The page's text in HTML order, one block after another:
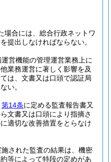
場合には、総合行政ネットワ
提出しなければならない。
営機能の管理運営業務上に
業務運営に著しく影響を及
は、文書又は口頭で認証局
い。
第14条に定める監査報告書又
文書又は口頭により指摘さ
適切な改善措置をとらなけ
された監査の結果は、機密
等によって特段の定めがあ